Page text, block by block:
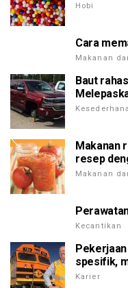
Hobi
Cara
Makanan
Baut
Makanan
resep
Makanan
Kecantikan
spesifik,
Karier